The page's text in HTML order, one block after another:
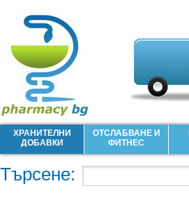
ХРАНИТЕЛНИ
ДОБАВКИ
ОТСЛАБВАНЕ И
ФИТНЕС
Търсене: